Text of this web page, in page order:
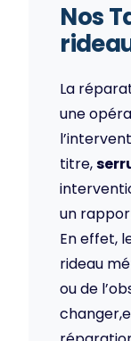
Nos
La
une
titre,
un
En effet,
rideau
ou de